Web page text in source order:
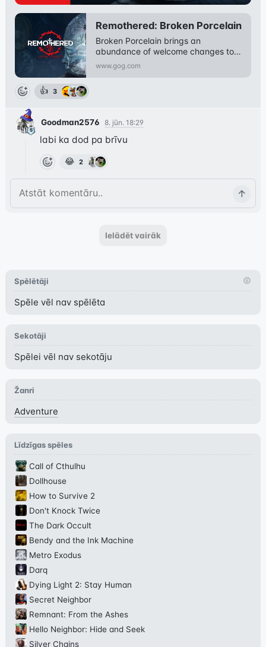
Remothered: Broken Porcelain
Broken Porcelain brings an
abundance of welcome changes to
the series, introducing new ga
www.gog.com
👍 3
Goodman2576 8. jūn. 18:29
labi ka dod pa brīvu
😂 2
Ielādēt vairāk
Spēlētāji
Spēle vēl nav spēlēta
Sekotāji
Spēlei vēl nav sekotāju
Žanri
Adventure
Līdzīgas spēles
Call of Cthulhu
Dollhouse
How to Survive 2
Don't Knock Twice
The Dark Occult
Bendy and the Ink Machine
Metro Exodus
Darq
Dying Light 2: Stay Human
Secret Neighbor
Remnant: From the Ashes
Hello Neighbor: Hide and Seek
Silver Chains